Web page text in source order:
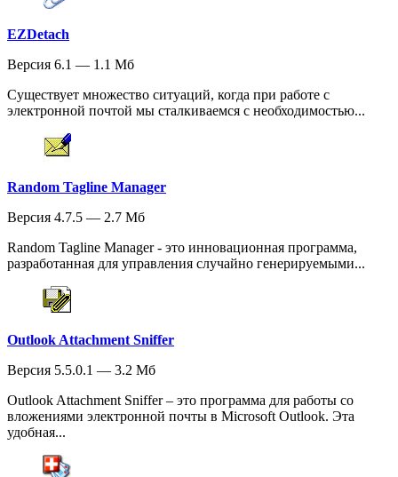
EZDetach
Версия 6.1 — 1.1 Мб
Существует множество ситуаций, когда при работе с
электронной почтой мы сталкиваемся с необходимостью...
Random Tagline Manager
Версия 4.7.5 — 2.7 Мб
Random Tagline Manager - это инновационная программа,
разработанная для управления случайно генерируемыми...
Outlook Attachment Sniffer
Версия 5.5.0.1 — 3.2 Мб
Outlook Attachment Sniffer – это программа для работы со
вложениями электронной почты в Microsoft Outlook. Эта
удобная...